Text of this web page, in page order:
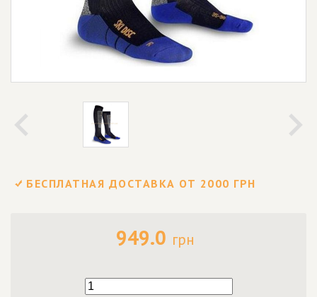
БЕСПЛАТНАЯ ДОСТАВКА ОТ 2000 ГРН
949.0 грн